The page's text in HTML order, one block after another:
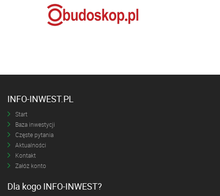
INFO-INWEST.PL
Start
Baza inwestycji
Częste pytania
Aktualności
Kontakt
Załóż konto
Dla kogo INFO-INWEST?